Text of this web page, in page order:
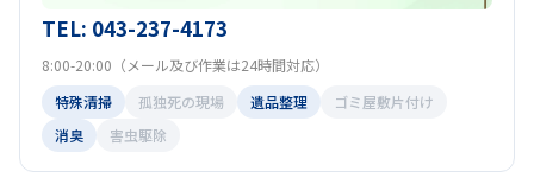
TEL: 043-237-4173
8:00-20:00（メール及び作業は24時間対応）
特殊清掃
孤独死の現場 遺品整理
ゴミ屋敷片付け
消臭
害虫駆除